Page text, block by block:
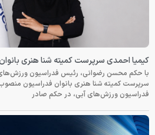
کیمیا احمدی سرپرست کمیته شنا هنری
با حکم محسن رضوانی، رئیس فدراسیون ورزش‌های
سرپرست کمیته شنا هنری بانوان فدراسیون
فدراسیون ورزش‌های آبی، در حکم صادر